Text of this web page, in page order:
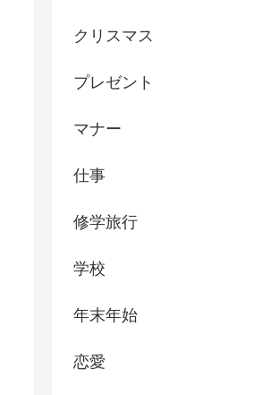
クリスマス
プレゼント
マナー
仕事
修学旅行
学校
年末年始
恋愛